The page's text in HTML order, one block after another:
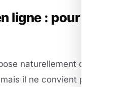
ligne : pour qui et
naturellement dans
il ne convient pas à tout